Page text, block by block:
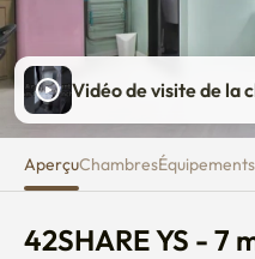
Vidéo de visite de la
AperçuChambresÉquipements
42SHARE YS - 7